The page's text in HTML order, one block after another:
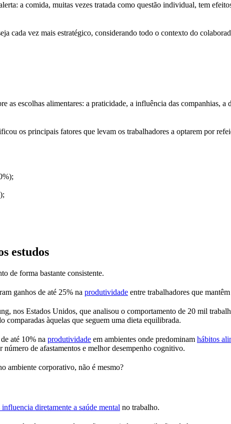
a comida, muitas vezes tratada como questão individual, tem
cada vez mais estratégico, considerando todo o contexto do
escolhas alimentares: a praticidade, a influência das companhias, a
os principais fatores que levam os trabalhadores a optarem por
estudos
de forma bastante consistente.
ganhos de até 25% na produtividade entre trabalhadores que
nos Estados Unidos, que analisou o comportamento de 20 mil
comparadas àquelas que seguem uma dieta equilibrada.
até 10% na produtividade em ambientes onde predominam hábitos
de afastamentos e melhor desempenho cognitivo.
ambiente corporativo, não é mesmo?
diretamente a saúde mental no trabalho.